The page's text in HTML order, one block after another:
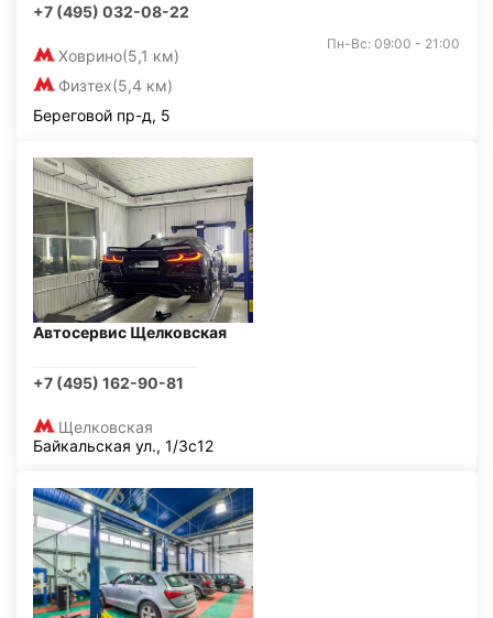
+7 (495) 032-08-22
Ховрино(5,1 км)
Физтех(5,4 км)
Пн-Вс: 09:00 - 21:00
Береговой пр-д, 5
Автосервис Щелковская
+7 (495) 162-90-81
Щелковская
Байкальская ул., 1/3с12